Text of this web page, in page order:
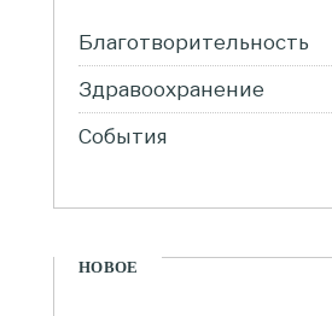
Благотворительность
Здравоохранение
События
НОВОЕ